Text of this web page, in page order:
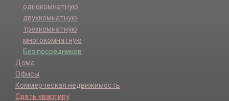
однокомнатную
двухкомнатную
трехкомнатную
многокомнатную
Без посредников
Дома
Офисы
Коммерческая недвижимость
Сдать квартиру